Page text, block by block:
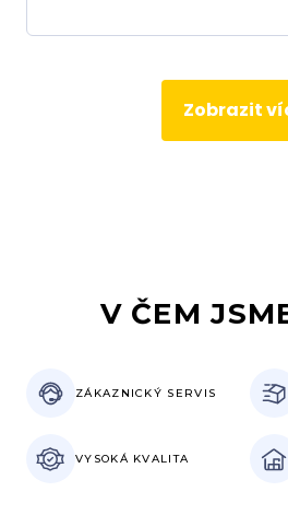
Zobrazit
V ČEM
ZÁKAZNICKÝ SERVIS
VYSOKÁ KVALITA